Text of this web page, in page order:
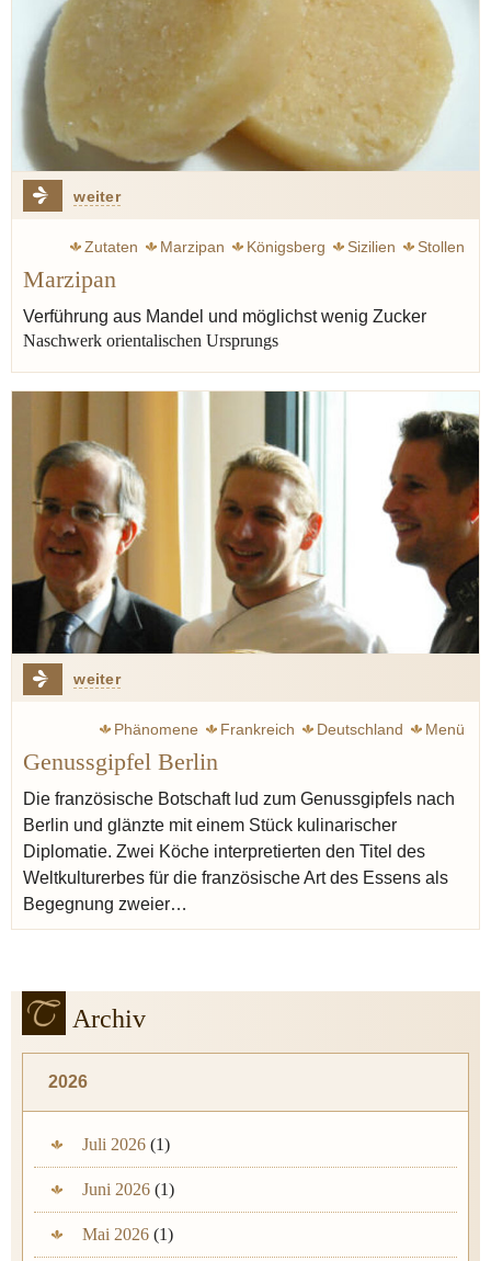
weiter
Zutaten Marzipan Königsberg Sizilien Stollen
Marzipan
Verführung aus Mandel und möglichst wenig Zucker
Naschwerk orientalischen Ursprungs
weiter
Phänomene Frankreich Deutschland
Menü
Weltkulturerbe
Kempf Michael
Müller Dieter London
Serres Michel
Genussgipfel Berlin
Die französische Botschaft lud zum Genussgipfels nach
Berlin und glänzte mit einem Stück kulinarischer
Diplomatie. Zwei Köche interpretierten den Titel des
Weltkulturerbes für die französische Art des Essens als
Begegnung zweier…
Archiv
2026
Juli 2026 (1)
Juni 2026 (1)
Mai 2026 (1)